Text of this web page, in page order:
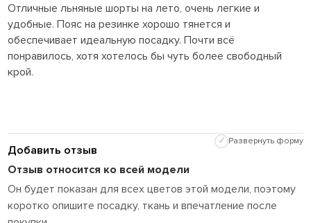
Отличные льняные шорты на лето, очень легкие и
удобные. Пояс на резинке хорошо тянется и
обеспечивает идеальную посадку. Почти всё
понравилось, хотя хотелось бы чуть более свободный
крой.
Добавить отзыв
✓ Развернуть форму
Отзыв относится ко всей модели
Он будет показан для всех цветов этой модели, поэтому
коротко опишите посадку, ткань и впечатление после